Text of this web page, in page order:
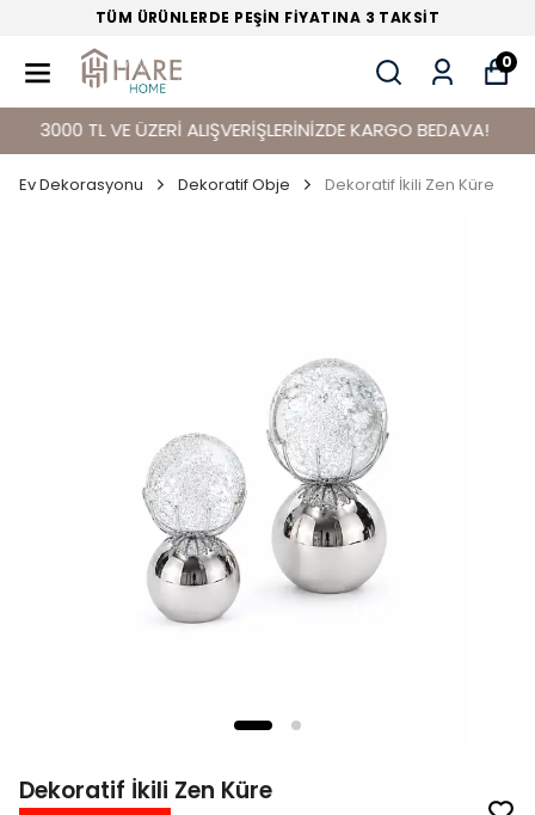
TÜM ÜRÜNLERDE PEŞİN FİYATINA 3 TAKSİT
0
3000 TL VE ÜZERİ ALIŞVERİŞLERİNİZDE KARGO BEDAVA!
Ev Dekorasyonu Dekoratif Obje Dekoratif İkili Zen Küre
Dekoratif İkili Zen Küre